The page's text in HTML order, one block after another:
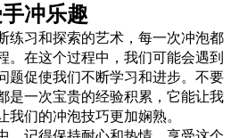
冲乐趣
练习和探索的艺术，每一次冲泡都
。在这个过程中，我们可能会遇到
题促使我们不断学习和进步。不要
是一次宝贵的经验积累，它能让我
们的冲泡技巧更加娴熟。